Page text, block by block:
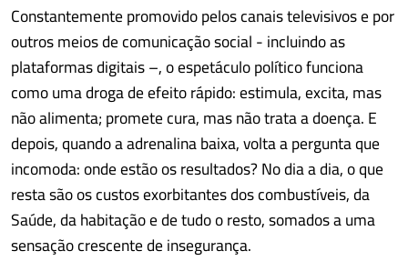
Constantemente promovido pelos canais televisivos e por
outros meios de comunicação social - incluindo as
plataformas digitais –, o espetáculo político funciona
como uma droga de efeito rápido: estimula, excita, mas
não alimenta; promete cura, mas não trata a doença. E
depois, quando a adrenalina baixa, volta a pergunta que
incomoda: onde estão os resultados? No dia a dia, o que
resta são os custos exorbitantes dos combustíveis, da
Saúde, da habitação e de tudo o resto, somados a uma
sensação crescente de insegurança.